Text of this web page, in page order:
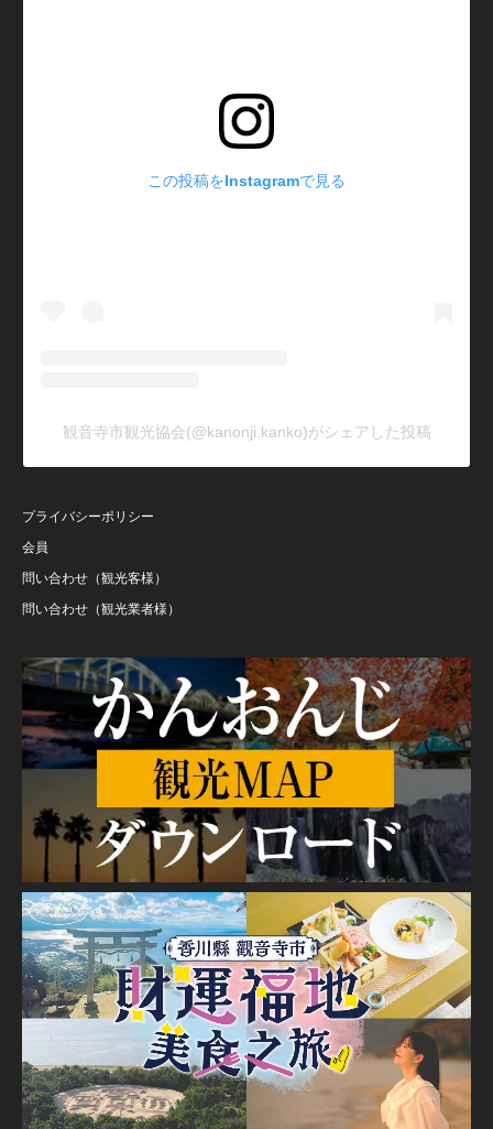
この投稿をInstagramで見る
観音寺市観光協会(@kanonji.kanko)がシェアした投稿
プライバシーポリシー
会員
問い合わせ（観光客様）
問い合わせ（観光業者様）